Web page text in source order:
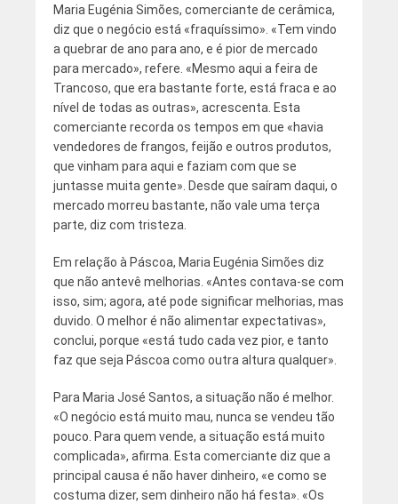
Maria Eugénia Simões, comerciante de cerâmica,
diz que o negócio está «fraquíssimo». «Tem vindo
a quebrar de ano para ano, e é pior de mercado
para mercado», refere. «Mesmo aqui a feira de
Trancoso, que era bastante forte, está fraca e ao
nível de todas as outras», acrescenta. Esta
comerciante recorda os tempos em que «havia
vendedores de frangos, feijão e outros produtos,
que vinham para aqui e faziam com que se
juntasse muita gente». Desde que saíram daqui, o
mercado morreu bastante, não vale uma terça
parte, diz com tristeza.
Em relação à Páscoa, Maria Eugénia Simões diz
que não antevê melhorias. «Antes contava-se com
isso, sim; agora, até pode significar melhorias, mas
duvido. O melhor é não alimentar expectativas»,
conclui, porque «está tudo cada vez pior, e tanto
faz que seja Páscoa como outra altura qualquer».
Para Maria José Santos, a situação não é melhor.
«O negócio está muito mau, nunca se vendeu tão
pouco. Para quem vende, a situação está muito
complicada», afirma. Esta comerciante diz que a
principal causa é não haver dinheiro, «e como se
costuma dizer, sem dinheiro não há festa». «Os